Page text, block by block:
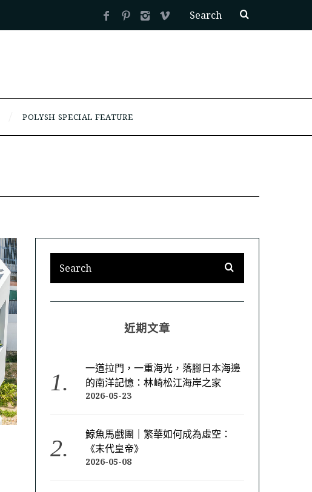
POLYSH SPECIAL FEATURE
近期文章
一道拉門，一重海光，落腳日本海邊
的南洋記憶：林崎松江海岸之家
2026-05-23
鯨魚馬戲團｜繁華如何成為虛空：
《末代皇帝》
2026-05-08